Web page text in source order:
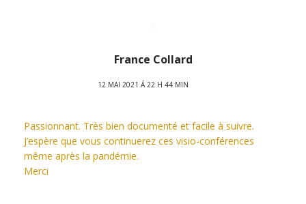
France Collard
12 MAI 2021 Á 22 H 44 MIN
Passionnant. Très bien documenté et facile à suivre.
J’espère que vous continuerez ces visio-conférences
même après la pandémie.
Merci